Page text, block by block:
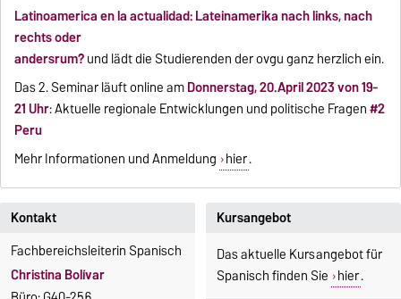
Latinoamerica en la actualidad: Lateinamerika nach links, nach
rechts oder
andersrum?und lädt die Studierenden der ovgu ganz herzlich ein.
Das 2. Seminar läuft online amDonnerstag,20.April2023von 19-
21 Uhr:Aktuelle regionale Entwicklungen und politische Fragen#2
Peru
Mehr Informationen und Anmeldung hier.
Kontakt
Fachbereichsleiterin Spanisch
Christina Bolívar
Kursangebot
Das aktuelle Kursangebot für
Spanisch finden Sie hier.